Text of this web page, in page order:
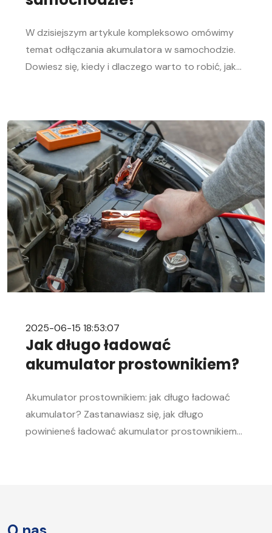
W dzisiejszym artykule kompleksowo omówimy
temat odłączania akumulatora w samochodzie.
Dowiesz się, kiedy i dlaczego warto to robić, jak
pomoże Ci sprawnie przeprowadzić tę czynność,
niezależnie od Twojego doświadczenia w
mechanice samochodowej. Objawy
rozładowanego akumulatora Rozładowanie
akumulatora w aucie to problem, którego żaden
kierowca […]
2025-06-15 18:53:07
Jak długo ładować
akumulator prostownikiem?
Akumulator prostownikiem: jak długo ładować
akumulator? Zastanawiasz się, jak długo
powinieneś ładować akumulator prostownikiem?